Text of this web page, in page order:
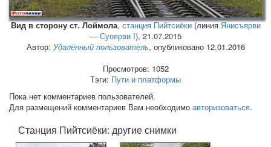
Вид в сторону ст. Лоймола,станция Пийтсиёки (линияЯнисъярви
— Суоярви I), 21.07.2015
Автор: Удалённый пользователь, опубликовано 12.01.2016
Просмотров: 1052
Тэги: Пути и платформы
Пока нет комментариев пользователей.
Для размещений комментариев Вам необходимо авторизоваться.
Станция Пийтсиёки: другие снимки